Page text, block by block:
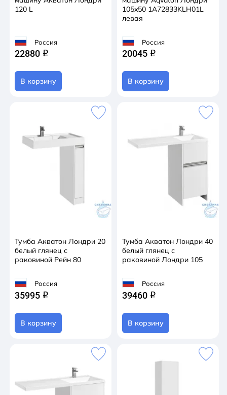
120 L
Россия
22880 q
В корзину
105x50 1A72833KLH01L
левая
Россия
20045 q
В корзину
Тумба Акватон Лондри 20
белый глянец с
раковиной Рейн 80
Россия
35995 q
В корзину
Тумба Акватон Лондри 40
белый глянец с
раковиной Лондри 105
Россия
39460 q
В корзину